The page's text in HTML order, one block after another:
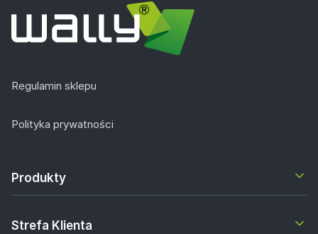
Regulamin sklepu
Polityka prywatności
Produkty
Strefa Klienta